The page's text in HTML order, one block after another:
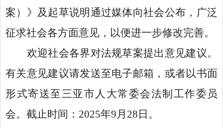
案）》 及起草说明通过媒体向社会公布，广泛
征求社会各方面意见，以便进一步修改完善。
欢迎社会各界对法规草案提出意见建议。
有关意见建议请发送至电子邮箱 ， 或者以书面
形式寄送至三亚市人大常委会法制工作委员
会。截止时间： 2025年9月 28 日。